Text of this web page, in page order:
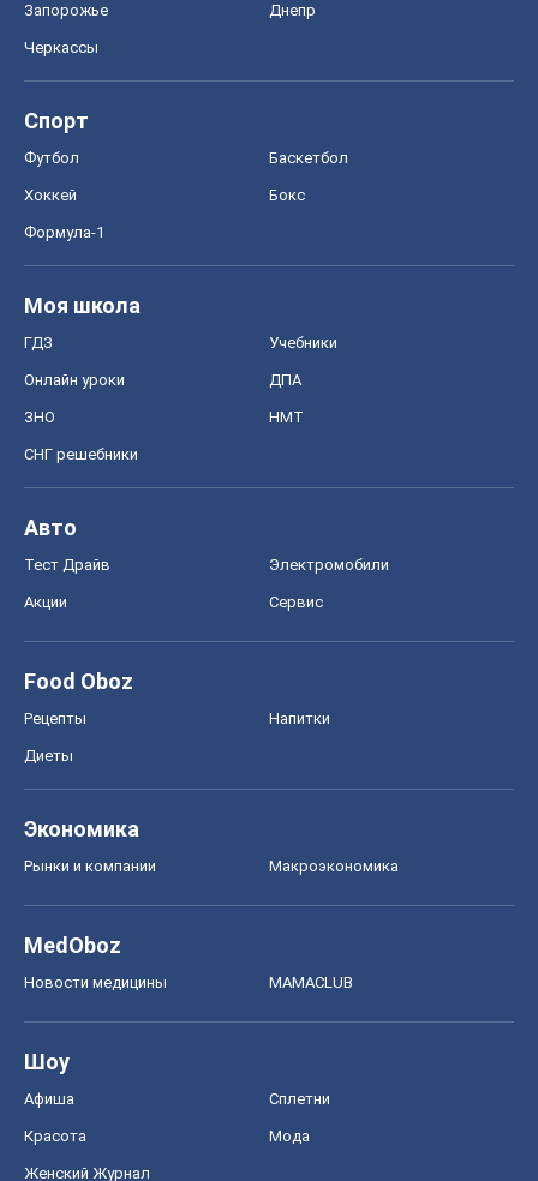
Запорожье Днепр
Черкассы
Спорт
Футбол Баскетбол
Хоккей Бокс
Формула-1
Моя школа
ГДЗ Учебники
Онлайн уроки ДПА
ЗНО НМТ
СНГ решебники
Авто
Тест Драйв Электромобили
Акции Сервис
Food Oboz
Рецепты Напитки
Диеты
Экономика
Рынки и компании Mакроэкономика
MedOboz
Новости медицины MAMACLUB
Шоу
Афиша Сплетни
Красота Мода
Женский Журнал